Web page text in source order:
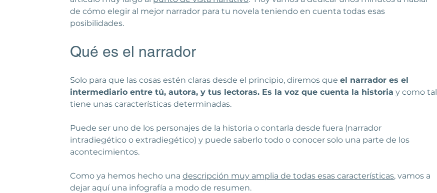
de cómo elegir al mejor narrador para tu novela teniendo en cuenta todas esas
posibilidades.
Qué es el narrador
Solo para que las cosas estén claras desde el principio, diremos que el narrador es el
intermediario entre tú, autora, y tus lectoras. Es la voz que cuenta la historia y como tal
tiene unas características determinadas.
Puede ser uno de los personajes de la historia o contarla desde fuera (narrador
intradiegético o extradiegético) y puede saberlo todo o conocer solo una parte de los
acontecimientos.
Como ya hemos hecho una descripción muy amplia de todas esas características, vamos a
dejar aquí una infografía a modo de resumen.